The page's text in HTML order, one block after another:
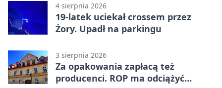
4 sierpnia 2026
19-latek uciekał crossem przez
Żory. Upadł na parkingu
3 sierpnia 2026
Za opakowania zapłacą też
producenci. ROP ma odciążyć